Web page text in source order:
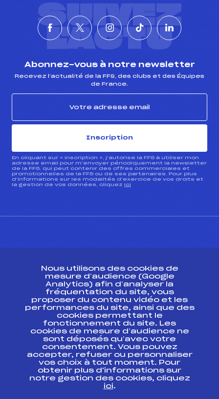
SUIVEZ
L'ACTU
Abonnez-vous à notre newsletter
Recevez l’actualité de la FFS, des clubs et des Équipes
de France.
Inscription
En cliquant sur « inscription », j’autorise la FFS à utiliser mon
adresse email pour m’envoyer périodiquement la newsletter
de la FFS, qui peut contenir des offres commerciales et
promotionnelles de la FFS ou de ses partenaires. Pour plus
d’informations sur les modalités d’exercice de vos droits et
la gestion de vos données, cliquez ici
ESPACE PRESSE
Ressources
Pass’Neige
Projet sportif fédéral
Projet de performance fédéral
Antidopage
Pôle Développement, Formation, Suivi
Scientifique
Listes ministérielles
Pôle vie de l’athlète
Nous utilisons des cookies de
mesure d’audience (Google
Analytics) afin d’analyser la
fréquentation du site, vous
proposer du contenu vidéo et les
performances du site, ainsi que des
cookies permettant le
fonctionnement du site. Les
cookies de mesure d’audience ne
sont déposés qu’avec votre
consentement. Vous pouvez
accepter, refuser ou personnaliser
vos choix à tout moment. Pour
obtenir plus d'informations sur
notre gestion des cookies, cliquez
ici.